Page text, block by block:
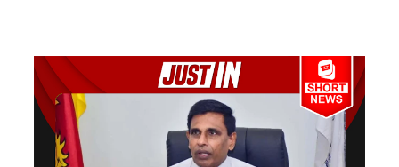
இணையத
ளங்களை
முடக்குமா